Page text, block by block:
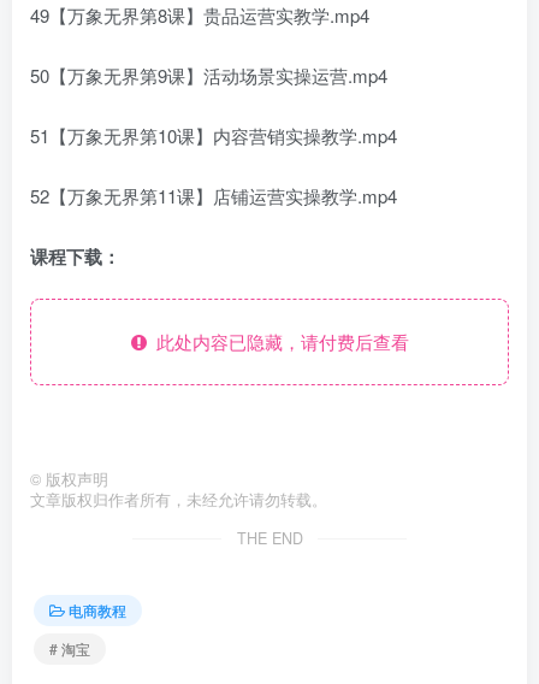
49【万象无界第8课】贵品运营实教学.mp4
50【万象无界第9课】活动场景实操运营.mp4
51【万象无界第10课】内容营销实操教学.mp4
52【万象无界第11课】店铺运营实操教学.mp4
课程下载：
此处内容已隐藏，请付费后查看
© 版权声明
文章版权归作者所有，未经允许请勿转载。
THE END
电商教程
# 淘宝